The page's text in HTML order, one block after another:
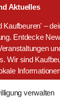
verwalten
Aktuelles
–
Entdecke
Wir sind